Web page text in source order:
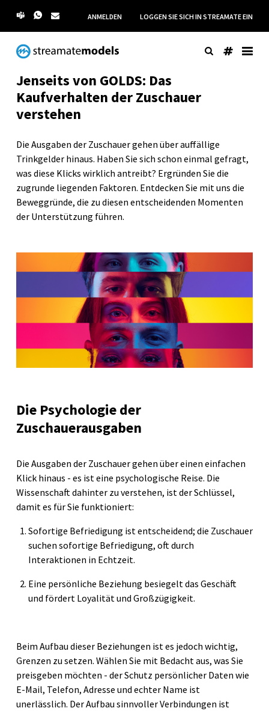
ANMELDEN LOGGEN SIE SICH IN STREAMATE EIN
Jenseits von GOLDS: Das
Kaufverhalten der Zuschauer
verstehen
Die Ausgaben der Zuschauer gehen über auffällige
Trinkgelder hinaus. Haben Sie sich schon einmal gefragt,
was diese Klicks wirklich antreibt? Ergründen Sie die
zugrunde liegenden Faktoren. Entdecken Sie mit uns die
Beweggründe, die zu diesen entscheidenden Momenten
der Unterstützung führen.
Die Psychologie der
Zuschauerausgaben
Die Ausgaben der Zuschauer gehen über einen einfachen
Klick hinaus - es ist eine psychologische Reise. Die
Wissenschaft dahinter zu verstehen, ist der Schlüssel,
damit es für Sie funktioniert:
Sofortige Befriedigung ist entscheidend; die Zuschauer
suchen sofortige Befriedigung, oft durch
Interaktionen in Echtzeit.
Eine persönliche Beziehung besiegelt das Geschäft
und fördert Loyalität und Großzügigkeit.
Beim Aufbau dieser Beziehungen ist es jedoch wichtig,
Grenzen zu setzen. Wählen Sie mit Bedacht aus, was Sie
preisgeben möchten - der Schutz persönlicher Daten wie
E-Mail, Telefon, Adresse und echter Name ist
unerlässlich. Der Aufbau sinnvoller Verbindungen ist